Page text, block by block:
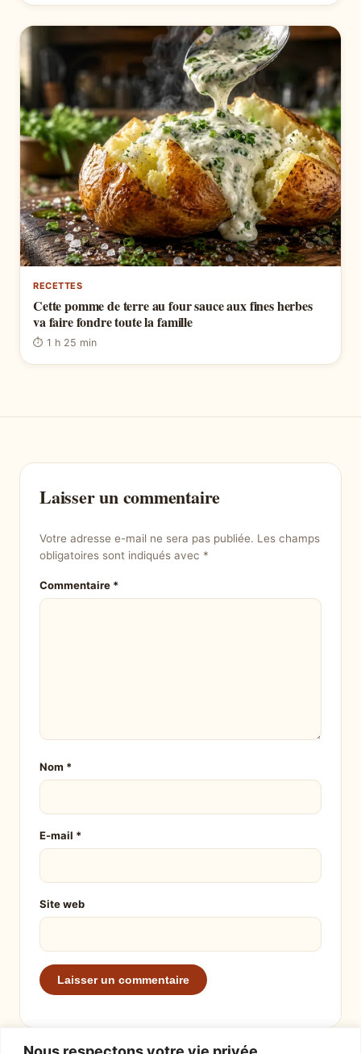
RECETTES
Cette pomme de terre au four sauce aux fines herbes
va faire fondre toute la famille
⏱ 1 h 25 min
Laisser un commentaire
Votre adresse e-mail ne sera pas publiée. Les champs
obligatoires sont indiqués avec *
Commentaire *
Nom *
E-mail *
Site web